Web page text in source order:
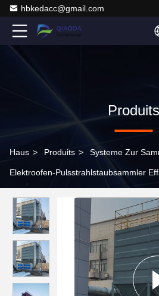
hbkedacc@gmail.com
Produits
Haus > Produits > Systeme Zur
Elektroofen-Pulsstrahlstaubsammler